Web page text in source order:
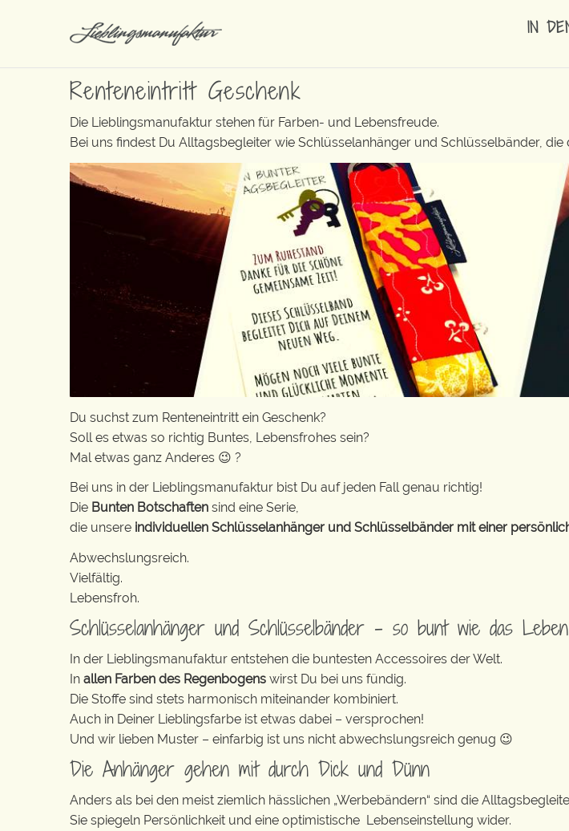
IN
Renteneintritt Geschenk
Die Lieblingsmanufaktur stehen für Farben- und Lebensfreude.
Bei uns findest Du Alltagsbegleiter wie Schlüsselanhänger und Schlüsselbänder,
Du suchst zum Renteneintritt ein Geschenk?
Soll es etwas so richtig Buntes, Lebensfrohes sein?
Mal etwas ganz Anderes 😉 ?
Bei uns in der Lieblingsmanufaktur bist Du auf jeden Fall genau richtig!
Die Bunten Botschaften sind eine Serie,
die unsere individuellen Schlüsselanhänger und Schlüsselbänder mit einer
Abwechslungsreich.
Vielfältig.
Lebensfroh.
Schlüsselanhänger und Schlüsselbänder – so bunt wie das Leben
In der Lieblingsmanufaktur entstehen die buntesten Accessoires der Welt.
In allen Farben des Regenbogens wirst Du bei uns fündig.
Die Stoffe sind stets harmonisch miteinander kombiniert.
Auch in Deiner Lieblingsfarbe ist etwas dabei – versprochen!
Und wir lieben Muster – einfarbig ist uns nicht abwechslungsreich genug 😉
Die Anhänger gehen mit durch Dick und Dünn
Anders als bei den meist ziemlich hässlichen „Werbebändern“ sind die
Sie spiegeln Persönlichkeit und eine optimistische Lebenseinstellung wider.